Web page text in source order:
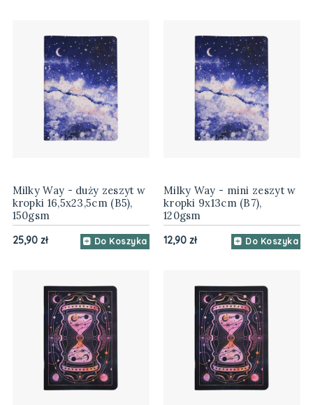
Milky Way - duży zeszyt w
kropki 16,5x23,5cm (B5),
150gsm
25,90 zł Do Koszyka
Milky Way - mini zeszyt w
kropki 9x13cm (B7),
120gsm
12,90 zł Do Koszyka